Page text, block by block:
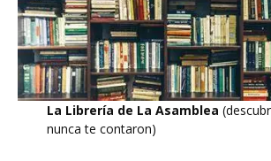
La Librería de La Asamblea
nunca te contaron)